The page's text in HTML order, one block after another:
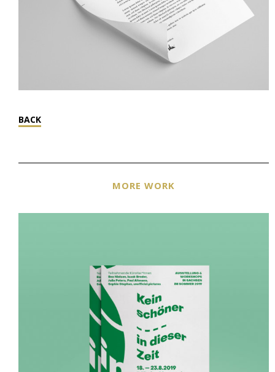
BACK
MORE WORK